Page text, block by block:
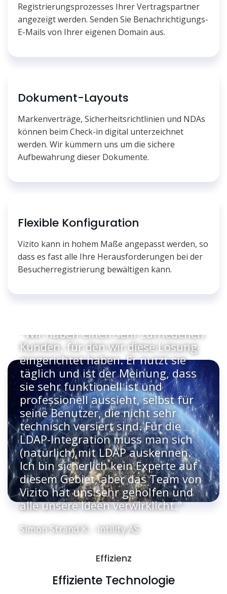
Registrierungsprozesses Ihrer Vertragspartner
angezeigt werden. Senden Sie Benachrichtigungs-
E-Mails von Ihrer eigenen Domain aus.
Dokument-Layouts
Markenverträge, Sicherheitsrichtlinien und NDAs
können beim Check-in digital unterzeichnet
werden. Wir kümmern uns um die sichere
Aufbewahrung dieser Dokumente.
Flexible Konfiguration
Vizito kann in hohem Maße angepasst werden, so
dass es fast alle Ihre Herausforderungen bei der
Besucherregistrierung bewältigen kann.
"Wir haben einen sehr zufriedenen
Kunden, für den wir diese Lösung
eingerichtet haben. Er nutzt sie
täglich und ist der Meinung, dass
sie sehr funktionell ist und
professionell aussieht, selbst für
seine Benutzer, die nicht sehr
technisch versiert sind. Für die
LDAP-Integration muss man sich
(natürlich) mit LDAP auskennen.
Ich bin sicherlich kein Experte auf
diesem Gebiet, aber das Team von
Vizito hat uns sehr geholfen und
alle unsere Ideen verwirklicht."
Simon Strand K. - Intility AS
Effizienz
Effiziente Technologie